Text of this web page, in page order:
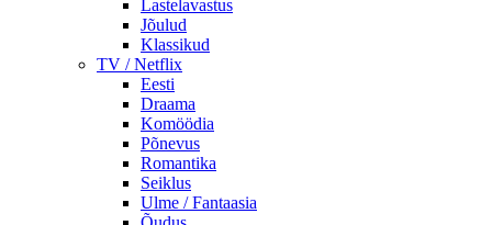
Lastelavastus
Jõulud
Klassikud
TV / Netflix
Eesti
Draama
Komöödia
Põnevus
Romantika
Seiklus
Ulme / Fantaasia